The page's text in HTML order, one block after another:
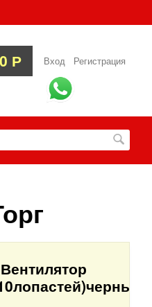
Вход Регистрация
0 Р